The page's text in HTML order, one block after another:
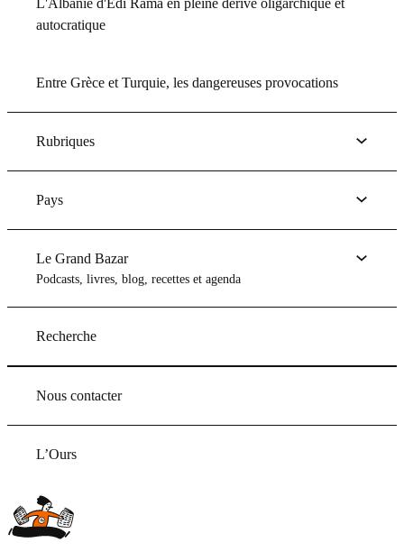
L'Albanie d'Edi Rama en pleine dérive oligarchique et
autocratique
Entre Grèce et Turquie, les dangereuses provocations
Rubriques
Pays
Le Grand Bazar
Podcasts, livres, blog, recettes et agenda
Recherche
Nous contacter
L’Ours